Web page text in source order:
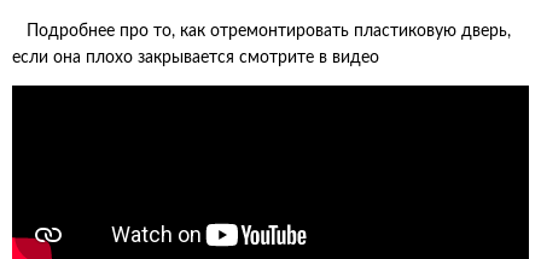
Подробнее про то, как отремонтировать пластиковую дверь,
если она плохо закрывается смотрите в видео